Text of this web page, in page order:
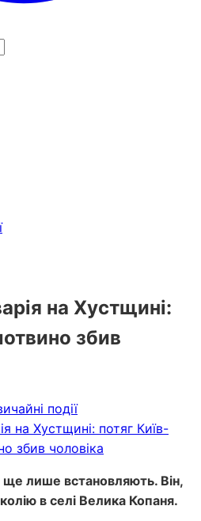
на Хустщині:
збив
події
лише встановляють. Він,
в селі Велика Копаня.